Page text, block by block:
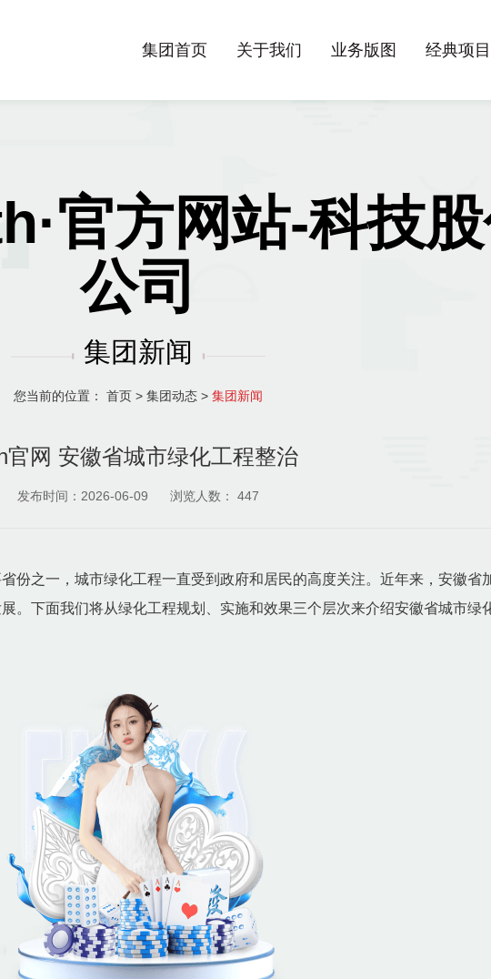
集团首页 关于我们 业务版图 经典项目
官方网站-科技
公司
集团新闻
您当前的位置： 首页 > 集团动态 > 集团新闻
官网 安徽省城市绿化工程整治
发布时间：2026-06-09 浏览人数： 447
份之一，城市绿化工程一直受到政府和居民的高度关注。近年来，安徽省
。下面我们将从绿化工程规划、实施和效果三个层次来介绍安徽省城市绿